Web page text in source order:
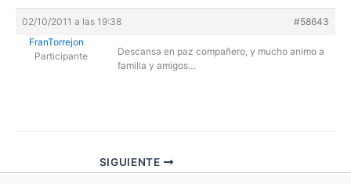
02/10/2011 a las 19:38
#58643
FranTorrejon
Participante
Descansa en paz compañero, y mucho animo a
familia y amigos…
SIGUIENTE